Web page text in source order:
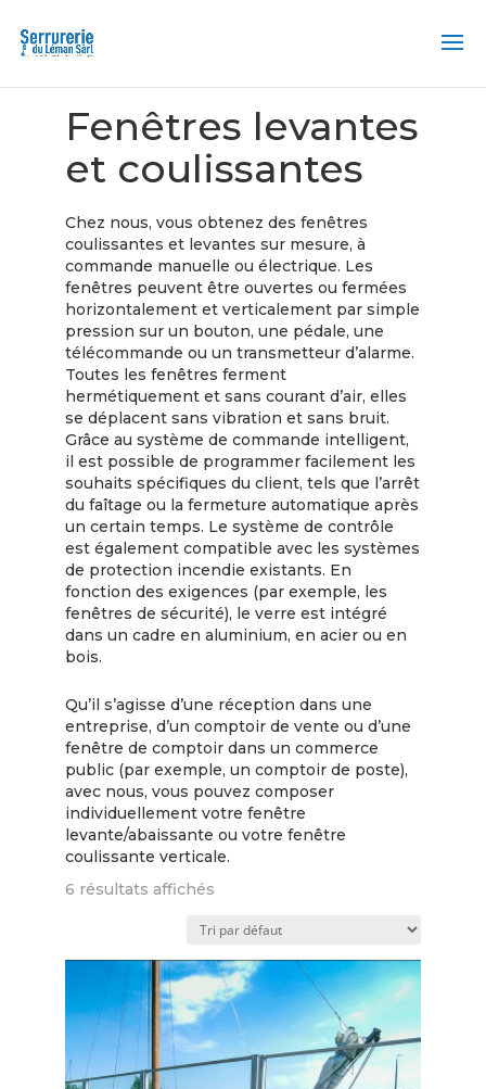
Fenêtres levantes
et coulissantes
Chez nous, vous obtenez des fenêtres
coulissantes et levantes sur mesure, à
commande manuelle ou électrique. Les
fenêtres peuvent être ouvertes ou fermées
horizontalement et verticalement par simple
pression sur un bouton, une pédale, une
télécommande ou un transmetteur d’alarme.
Toutes les fenêtres ferment
hermétiquement et sans courant d’air, elles
se déplacent sans vibration et sans bruit.
Grâce au système de commande intelligent,
il est possible de programmer facilement les
souhaits spécifiques du client, tels que l’arrêt
du faîtage ou la fermeture automatique après
un certain temps. Le système de contrôle
est également compatible avec les systèmes
de protection incendie existants. En
fonction des exigences (par exemple, les
fenêtres de sécurité), le verre est intégré
dans un cadre en aluminium, en acier ou en
bois.
Qu’il s’agisse d’une réception dans une
entreprise, d’un comptoir de vente ou d’une
fenêtre de comptoir dans un commerce
public (par exemple, un comptoir de poste),
avec nous, vous pouvez composer
individuellement votre fenêtre
levante/abaissante ou votre fenêtre
coulissante verticale.
6 résultats affichés